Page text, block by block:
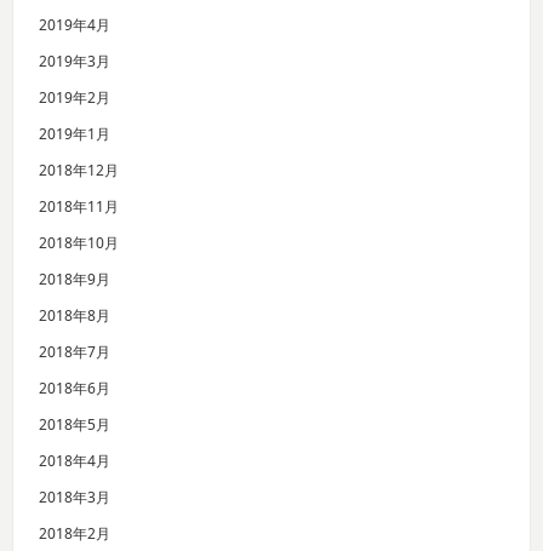
2019年4月
2019年3月
2019年2月
2019年1月
2018年12月
2018年11月
2018年10月
2018年9月
2018年8月
2018年7月
2018年6月
2018年5月
2018年4月
2018年3月
2018年2月